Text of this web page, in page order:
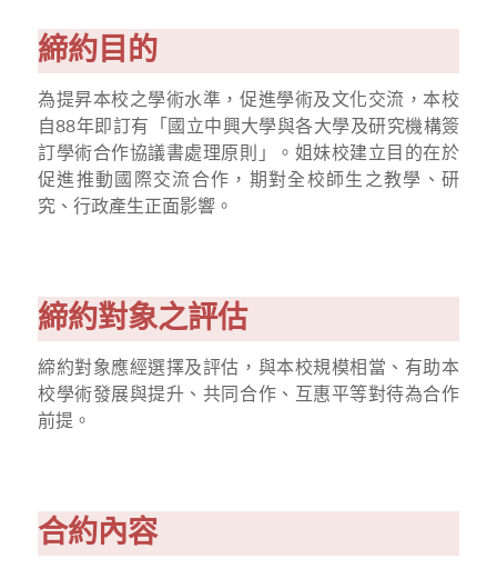
締約目的
為提昇本校之學術水準，促進學術及文化交流，本校
自88年即訂有「國立中興大學與各大學及研究機構簽
訂學術合作協議書處理原則」。姐妹校建立目的在於
促進推動國際交流合作，期對全校師生之教學、研
究、行政產生正面影響。
締約對象之評估
締約對象應經選擇及評估，與本校規模相當、有助本
校學術發展與提升、共同合作、互惠平等對待為合作
前提。
合約內容